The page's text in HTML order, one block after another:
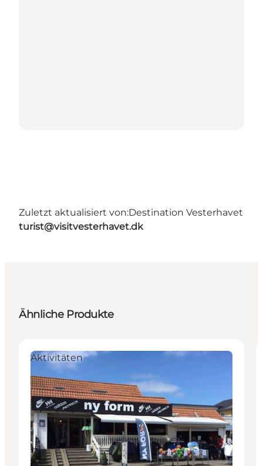
Zuletzt aktualisiert von:Destination Vesterhavet
turist@visitvesterhavet.dk
Ähnliche Produkte
Aktivitäten